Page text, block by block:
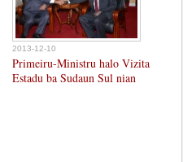
2013-12-10
Primeiru-Ministru halo Vizita
Estadu ba Sudaun Sul nian